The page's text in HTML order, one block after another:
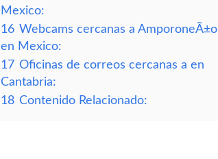
Mexico:
16 Webcams cercanas a AmporoneÃ±o
en Mexico:
17 Oficinas de correos cercanas a en
Cantabria:
18 Contenido Relacionado: